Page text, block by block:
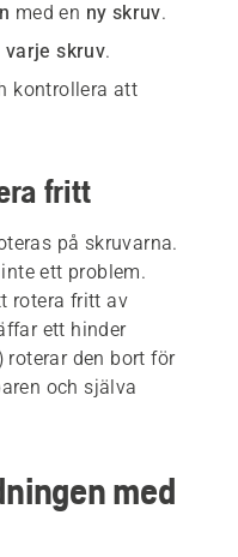
med en ny skruv.
skruv.
kontrollera att
fritt
på skruvarna.
ett problem.
rotera fritt av
ett hinder
roterar den bort för
och själva
med